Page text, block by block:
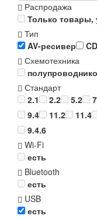
Распродажа
Только товары,
Тип
AV-ресивер
Схемотехника
Стандарт
2.1
2.2 5.2
9.4
11.2 11.4
9.4.6
Wi-Fi
есть
Bluetooth
есть
USB
есть